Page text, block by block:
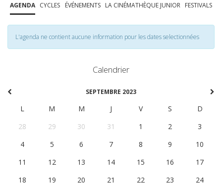
AGENDA CYCLES ÉVÉNEMENTS LA CINÉMATHÈQUE JUNIOR FESTIVALS
L'agenda ne contient aucune information pour les dates selectionnées
Calendrier
SEPTEMBRE 2023
L M M J V S
D
28
29 30 31 1 2
3
4
5 6 7 8 9
10
11
12 13 14 15 16
17
18
19 20 21 22 23
24